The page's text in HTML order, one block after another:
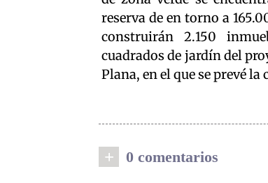
reserva de en torno a
construirán 2.150
cuadrados de jardín del
Plana, en el que se prevé
+ 0 comentarios